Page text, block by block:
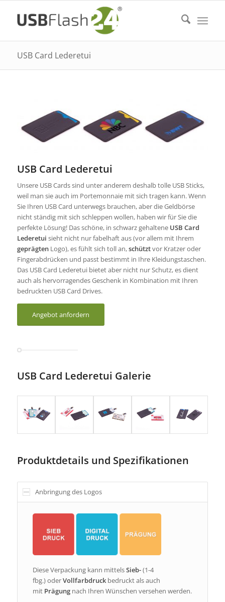
USB Card Lederetui
USB Card Lederetui
Unsere USB Cards sind unter anderem deshalb tolle USB Sticks,
weil man sie auch im Portemonnaie mit sich tragen kann. Wenn
Sie Ihren USB Card unterwegs brauchen, aber die Geldbörse
nicht ständig mit sich schleppen wollen, haben wir für Sie die
perfekte Lösung! Das schöne, in schwarz gehaltene USB Card
Lederetui sieht nicht nur fabelhaft aus (vor allem mit Ihrem
geprägtenLogo), es fühlt sich toll an,schütztvor Kratzer oder
Fingerabdrücken und passt bestimmt in Ihre Kleidungstaschen.
Das USB Card Lederetui bietet aber nicht nur Schutz, es dient
auch als hervorragendes Geschenk in Kombination mit Ihren
bedruckten USB Card Drives.
Angebot anfordern
USB Card Lederetui Galerie
Produktdetails und Spezifikationen
Anbringung des Logos
Diese Verpackung kann mittelsSieb-(1-4
fbg.)oderVollfarbdruckbedruckt als auch
mit Prägungnach Ihren Wünschen versehen werden.